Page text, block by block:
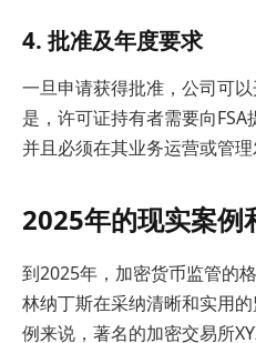
4. 批准及年度要求
一旦申请获得批准，公司可
是，许可证持有者需要向FSA
并且必须在其业务运营或管理
2025年的现实案例
到2025年，加密货币监管的
林纳丁斯在采纳清晰和实用
例来说，著名的加密交易所